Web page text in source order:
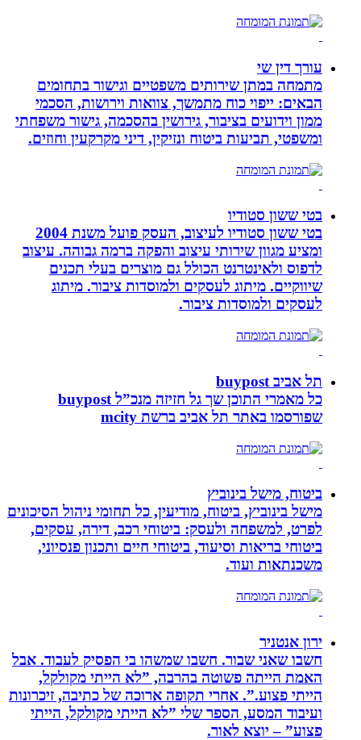
עורך דין שי
מתמחה במתן שירותים משפטיים וגישור בתחומים
הבאים: ייפוי כוח מתמשך, צוואות וירושות, הסכמי
ממון וידועים בציבור, גירושין בהסכמה, גישור משפחתי
ומשפטי, תביעות ביטוח ונזיקין, דיני מקרקעין וחוזים.
בטי ששון סטודיו
בטי ששון סטודיו לעיצוב, העסק פועל משנת 2004
ומציע מגוון שירותי עיצוב והפקה ברמה גבוהה. עיצוב
לדפוס ולאינטרנט הכולל גם מוצרים בעלי תכנים
שיווקיים. מיתוג לעסקים ולמוסדות ציבור. מיתוג
לעסקים ולמוסדות ציבור.
תל אביב buypost
כל מאמרי התוכן שך גל חזיזה מנכ”ל buypost
שפורסמו באתר תל אביב ברשת mcity
ביטוח, מישל בינוביץ
מישל בינוביץ, ביטוח, מודיעין, כל תחומי ניהול הסיכונים
לפרט, למשפחה ולעסק: ביטוחי רכב, דירה, עסקים,
ביטוחי בריאות וסיעוד, ביטוחי חיים ותכנון פנסיוני,
משכנתאות ועוד.
ירון אנטניר
חשבו שאני שבור. חשבו שמשהו בי הפסיק לעבוד. אבל
האמת הייתה פשוטה בהרבה, ”לא הייתי מקולקל,
הייתי פצוע.”. אחרי תקופה ארוכה של כתיבה, זיכרונות
ועיבוד המסע, הספר שלי ”לא הייתי מקולקל, הייתי
פצוע” – יוצא לאור.